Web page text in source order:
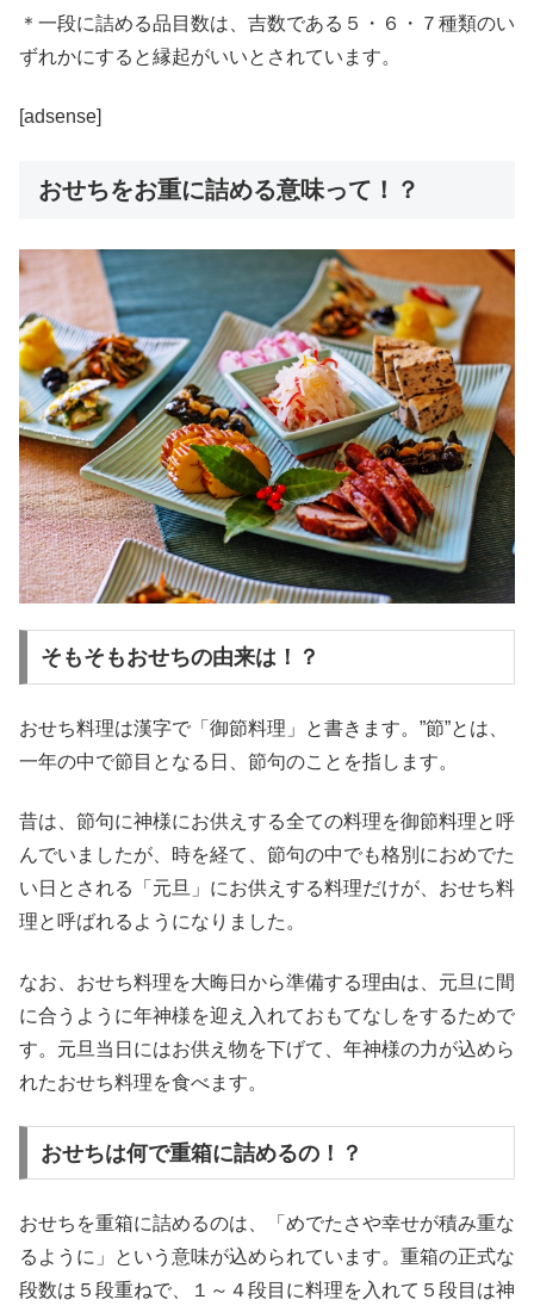
＊一段に詰める品目数は、吉数である５・６・７種類のい
ずれかにすると縁起がいいとされています。
[adsense]
おせちをお重に詰める意味って！？
そもそもおせちの由来は！？
おせち料理は漢字で「御節料理」と書きます。”節”とは、
一年の中で節目となる日、節句のことを指します。
昔は、節句に神様にお供えする全ての料理を御節料理と呼
んでいましたが、時を経て、節句の中でも格別におめでた
い日とされる「元旦」にお供えする料理だけが、おせち料
理と呼ばれるようになりました。
なお、おせち料理を大晦日から準備する理由は、元旦に間
に合うように年神様を迎え入れておもてなしをするためで
す。元旦当日にはお供え物を下げて、年神様の力が込めら
れたおせち料理を食べます。
おせちは何で重箱に詰めるの！？
おせちを重箱に詰めるのは、「めでたさや幸せが積み重な
るように」という意味が込められています。重箱の正式な
段数は５段重ねで、１～４段目に料理を入れて５段目は神